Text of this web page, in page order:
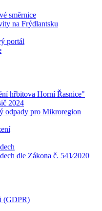
směrnice
na Frýdlantsku
portál
hřbitova Horní Řasnice"
2024
odpady pro Mikroregion
dle Zákona č. 541⁄2020
(GDPR)